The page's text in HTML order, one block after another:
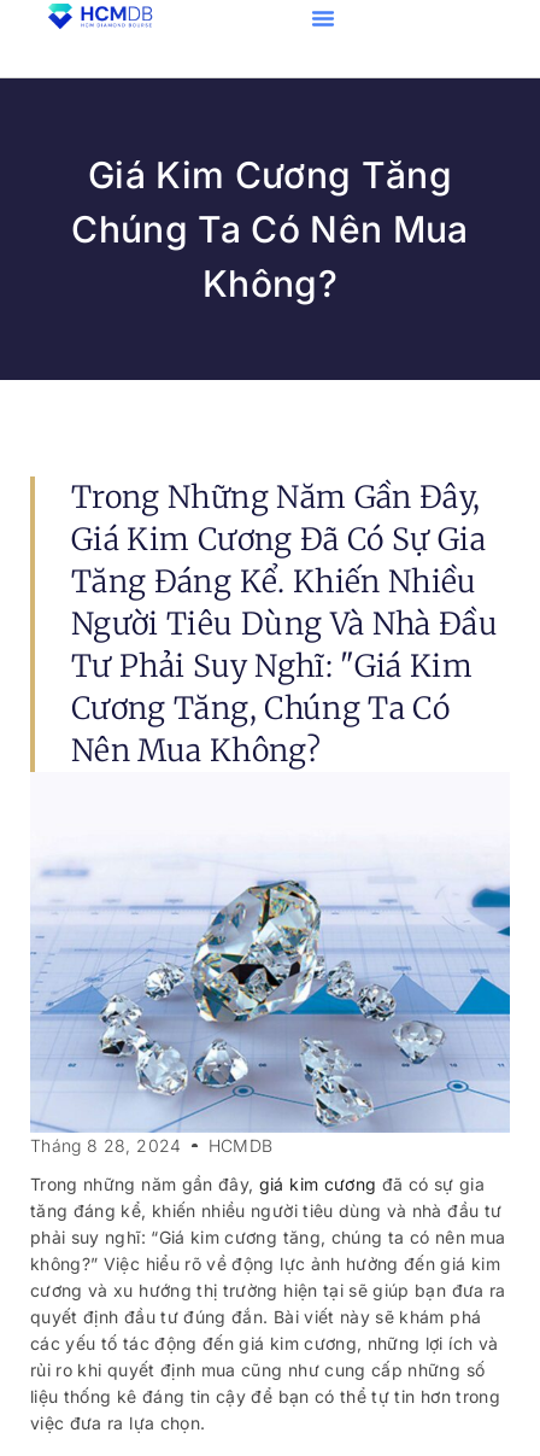
Giá Kim Cương Tăng
Chúng Ta Có Nên Mua
Không?
Trong Những Năm Gần Đây,
Giá Kim Cương Đã Có Sự Gia
Tăng Đáng Kể. Khiến Nhiều
Người Tiêu Dùng Và Nhà Đầu
Tư Phải Suy Nghĩ: "Giá Kim
Cương Tăng, Chúng Ta Có
Nên Mua Không?
Tháng 8 28, 2024
HCMDB
Trong những năm gần đây, giá kim cương đã có sự gia
tăng đáng kể, khiến nhiều người tiêu dùng và nhà đầu tư
phải suy nghĩ: “Giá kim cương tăng, chúng ta có nên mua
không?” Việc hiểu rõ về động lực ảnh hưởng đến giá kim
cương và xu hướng thị trường hiện tại sẽ giúp bạn đưa ra
quyết định đầu tư đúng đắn. Bài viết này sẽ khám phá
các yếu tố tác động đến giá kim cương, những lợi ích và
rủi ro khi quyết định mua cũng như cung cấp những số
liệu thống kê đáng tin cậy để bạn có thể tự tin hơn trong
việc đưa ra lựa chọn.